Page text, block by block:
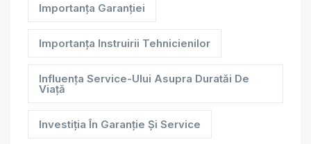
Importanța Garanției
Importanța Instruirii Tehnicienilor
Influența Service-Ului Asupra Duratăi De
Viață
Investiția În Garanție Și Service